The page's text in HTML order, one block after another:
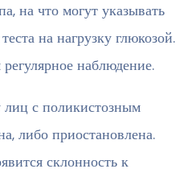
на что могут указывать
на нагрузку глюкозой.
наблюдение.
с поликистозным
либо приостановлена.
склонность к